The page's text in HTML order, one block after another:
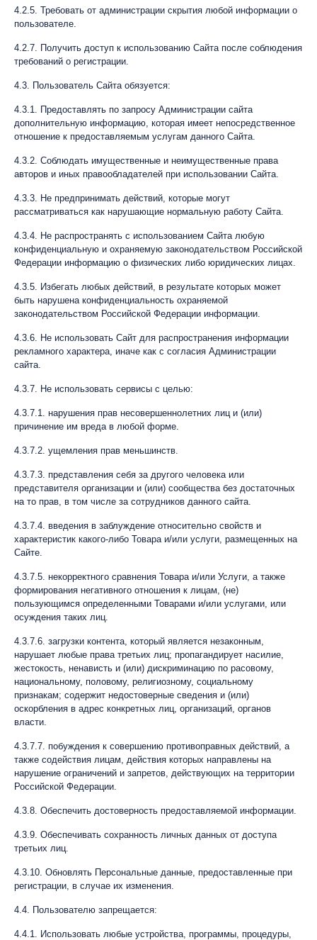
4.2.5. Требовать от администрации скрытия любой информации о
пользователе.
4.2.7. Получить доступ к использованию Сайта после соблюдения
требований о регистрации.
4.3. Пользователь Сайта обязуется:
4.3.1. Предоставлять по запросу Администрации сайта
дополнительную информацию, которая имеет непосредственное
отношение к предоставляемым услугам данного Сайта.
4.3.2. Соблюдать имущественные и неимущественные права
авторов и иных правообладателей при использовании Сайта.
4.3.3. Не предпринимать действий, которые могут
рассматриваться как нарушающие нормальную работу Сайта.
4.3.4. Не распространять с использованием Сайта любую
конфиденциальную и охраняемую законодательством Российской
Федерации информацию о физических либо юридических лицах.
4.3.5. Избегать любых действий, в результате которых может
быть нарушена конфиденциальность охраняемой
законодательством Российской Федерации информации.
4.3.6. Не использовать Сайт для распространения информации
рекламного характера, иначе как с согласия Администрации
сайта.
4.3.7. Не использовать сервисы с целью:
4.3.7.1. нарушения прав несовершеннолетних лиц и (или)
причинение им вреда в любой форме.
4.3.7.2. ущемления прав меньшинств.
4.3.7.3. представления себя за другого человека или
представителя организации и (или) сообщества без достаточных
на то прав, в том числе за сотрудников данного сайта.
4.3.7.4. введения в заблуждение относительно свойств и
характеристик какого-либо Товара и/или услуги, размещенных на
Сайте.
4.3.7.5. некорректного сравнения Товара и/или Услуги, а также
формирования негативного отношения к лицам, (не)
пользующимся определенными Товарами и/или услугами, или
осуждения таких лиц.
4.3.7.6. загрузки контента, который является незаконным,
нарушает любые права третьих лиц; пропагандирует насилие,
жестокость, ненависть и (или) дискриминацию по расовому,
национальному, половому, религиозному, социальному
признакам; содержит недостоверные сведения и (или)
оскорбления в адрес конкретных лиц, организаций, органов
власти.
4.3.7.7. побуждения к совершению противоправных действий, а
также содействия лицам, действия которых направлены на
нарушение ограничений и запретов, действующих на территории
Российской Федерации.
4.3.8. Обеспечить достоверность предоставляемой информации.
4.3.9. Обеспечивать сохранность личных данных от доступа
третьих лиц.
4.3.10. Обновлять Персональные данные, предоставленные при
регистрации, в случае их изменения.
4.4. Пользователю запрещается:
4.4.1. Использовать любые устройства, программы, процедуры,